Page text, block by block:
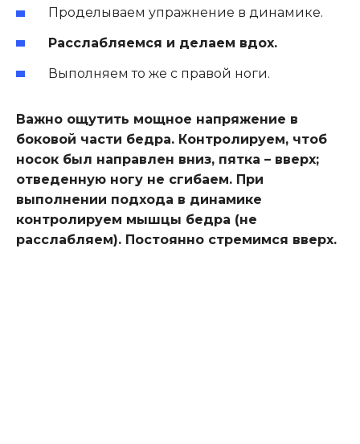
Проделываем упражнение в динамике.
Расслабляемся и делаем вдох.
Выполняем то же с правой ноги.
Важно ощутить мощное напряжение в
боковой части бедра. Контролируем, чтоб
носок был направлен вниз, пятка – вверх;
отведенную ногу не сгибаем. При
выполнении подхода в динамике
контролируем мышцы бедра (не
расслабляем). Постоянно стремимся вверх.